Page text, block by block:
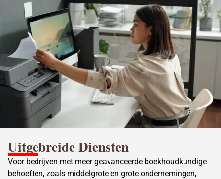
Uitgebreide Diensten
Voor bedrijven met meer geavanceerde boekhoudkundige
behoeften, zoals middelgrote en grote ondernemingen,